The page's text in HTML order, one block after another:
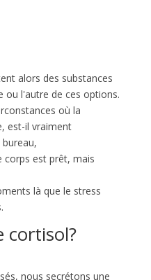
alors des substances
l'autre de ces options.
où la
est-il vraiment
corps est prêt, mais
là que le stress
cortisol?
nous secrétons une